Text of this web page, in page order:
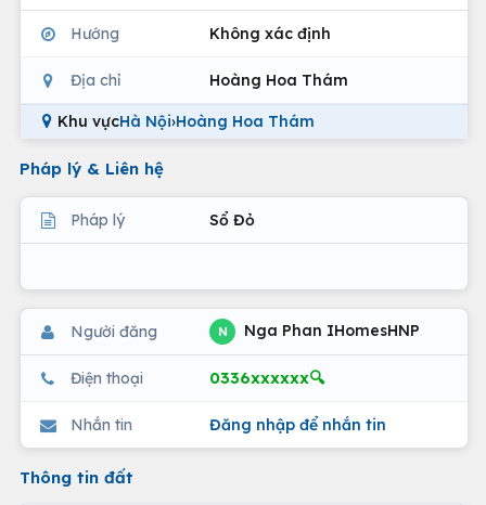
Hướng Không xác định
Địa chỉ Hoàng Hoa Thám
Khu vựcHà Nội›Hoàng Hoa Thám
Pháp lý & Liên hệ
Pháp lý Sổ Đỏ
Người đăng N Nga Phan IHomesHNP
Điện thoại 0336xxxxxx🔍
Nhắn tin Đăng nhập để nhắn tin
Thông tin đất